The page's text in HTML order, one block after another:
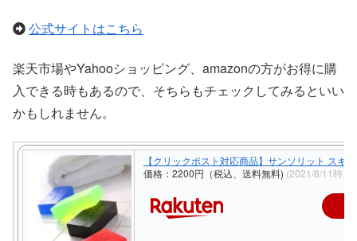
公式サイトはこちら
楽天市場やYahooショッピング、amazonの方がお得に購
入できる時もあるので、そちらもチェックしてみるといい
かもしれません。
【クリックポスト対応商品】サンソリット スキ
価格：2200円（税込、送料無料) (2021/8/11時点)